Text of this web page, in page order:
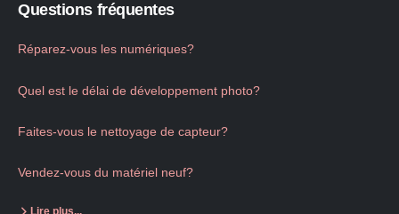
Questions fréquentes
Réparez-vous les numériques?
Quel est le délai de développement photo?
Faites-vous le nettoyage de capteur?
Vendez-vous du matériel neuf?
Lire plus...